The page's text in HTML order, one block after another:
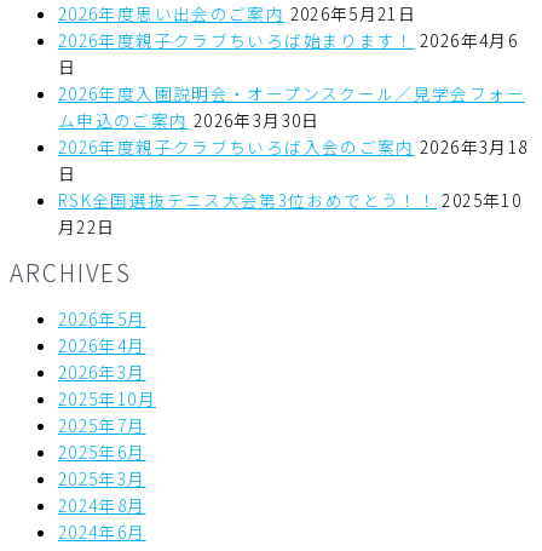
2026年度思い出会のご案内 2026年5月21日
2026年度親子クラブちいろば始まります！
2026年4月6
日
2026年度入園説明会・オープンスクール／見学会フォー
ム申込のご案内 2026年3月30日
2026年度親子クラブちいろば入会のご案内 2026年3月18
日
RSK全国選抜テニス大会第3位おめでとう！！ 2025年10
月22日
ARCHIVES
2026年5月
2026年4月
2026年3月
2025年10月
2025年7月
2025年6月
2025年3月
2024年8月
2024年6月